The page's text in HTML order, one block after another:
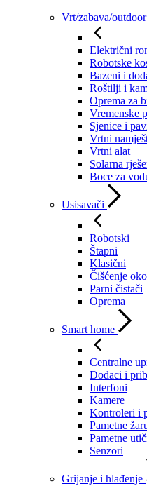
Vrt/zabava/
Električni
Robotske
Bazeni i
Roštilji i
Oprema za
Vremenske
Sjenice i
Vrtni
Vrtni alat
Solarna
Boce za
Usisavači
Robotski
Štapni
Klasični
Čišćenje
Parni čistači
Oprema
Smart home
Centralne
Dodaci i
Interfoni
Kamere
Kontroleri i
Pametne
Pametne
Senzori
Grijanje i hlađenje